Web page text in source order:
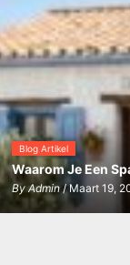
Blog Artikel
Waarom Je Een
By Admin/ Maart 19,